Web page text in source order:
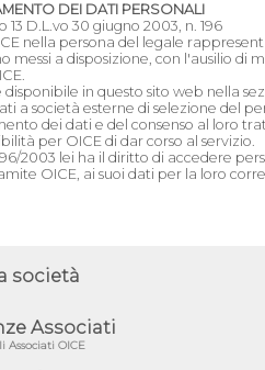
DEI DATI PERSONALI
D.L.vo 30 giugno 2003, n. 196
nella persona del legale
messi a disposizione, con l'ausilio
in questo sito web nella
a società esterne di selezione del
dei dati e del consenso al loro
per OICE di dar corso al servizio.
2003 lei ha il diritto di accedere
OICE, ai suoi dati per la loro
società
Associati
OICE